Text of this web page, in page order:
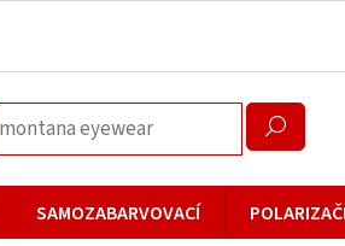
SAMOZABARVOVACÍ